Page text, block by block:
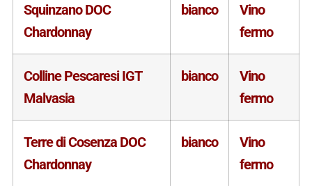
Squinzano DOC
Chardonnay
bianco
Vino
fermo
Colline Pescaresi IGT
Malvasia
bianco
Vino
fermo
Terre di Cosenza DOC
Chardonnay
bianco
Vino
fermo